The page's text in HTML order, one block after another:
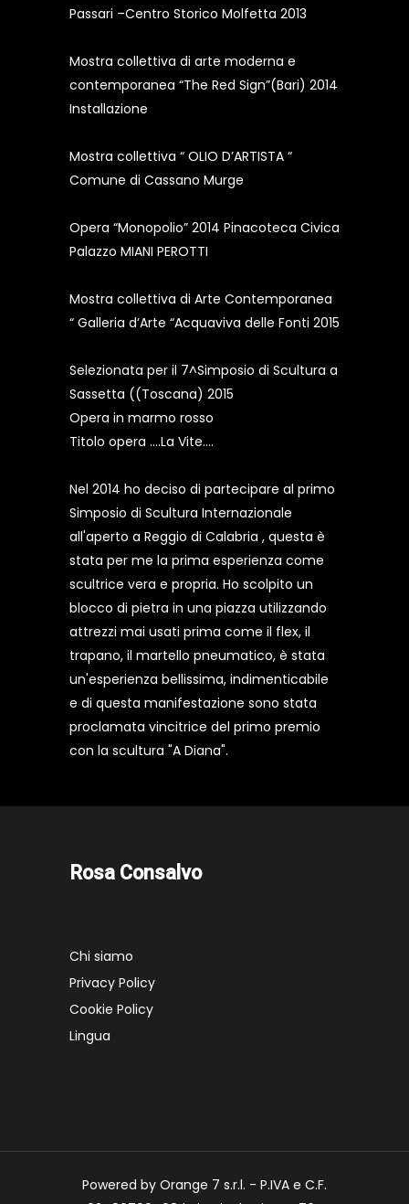
Passari –Centro Storico Molfetta 2013
Mostra collettiva di arte moderna e
contemporanea “The Red Sign”(Bari) 2014
Installazione
Mostra collettiva “ OLIO D’ARTISTA “
Comune di Cassano Murge
Opera “Monopolio” 2014 Pinacoteca Civica
Palazzo MIANI PEROTTI
Mostra collettiva di Arte Contemporanea
“ Galleria d’Arte “Acquaviva delle Fonti 2015
Selezionata per il 7^Simposio di Scultura a
Sassetta ((Toscana) 2015
Opera in marmo rosso
Titolo opera ….La Vite….
Nel 2014 ho deciso di partecipare al primo
Simposio di Scultura Internazionale
all'aperto a Reggio di Calabria , questa è
stata per me la prima esperienza come
scultrice vera e propria. Ho scolpito un
blocco di pietra in una piazza utilizzando
attrezzi mai usati prima come il flex, il
trapano, il martello pneumatico, è stata
un'esperienza bellissima, indimenticabile
e di questa manifestazione sono stata
proclamata vincitrice del primo premio
con la scultura "A Diana".
Rosa Consalvo
Chi siamo
Privacy Policy
Cookie Policy
Lingua
Powered by Orange 7 s.r.l. - P.IVA e C.F.